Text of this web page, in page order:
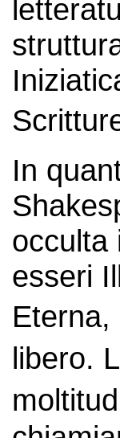
In
occulta
esseri
libero.